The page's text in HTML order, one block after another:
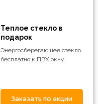
Теплое стекло в
подарок
Энергосберегающее стекло
бесплатно к ПВХ окну
Заказать по акции